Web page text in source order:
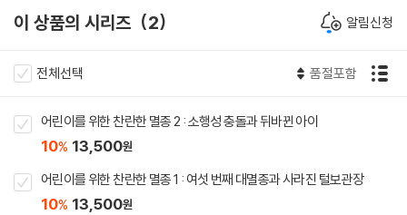
이 상품의 시리즈 2 알림신청
전체선택 품절포함
어린이를 위한 찬란한 멸종 2 : 소행성 충돌과 뒤바뀐 아이
10% 13,500원
어린이를 위한 찬란한 멸종 1 : 여섯 번째 대멸종과 사라진 털보관장
10% 13,500원